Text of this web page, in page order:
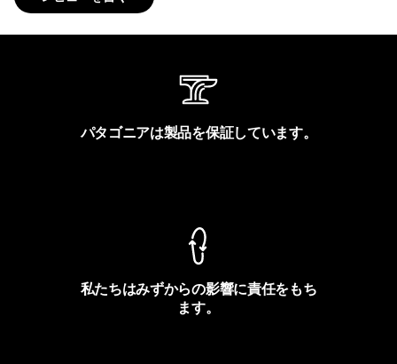
パタゴニアは製品を保証しています。
私たちはみずからの影響に責任をもち
ます。